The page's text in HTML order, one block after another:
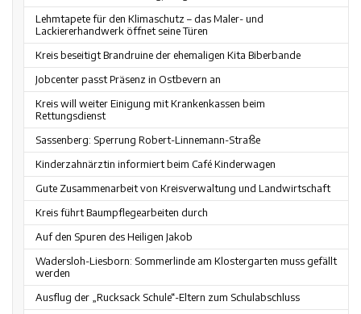
Lehmtapete für den Klimaschutz – das Maler- und
Lackiererhandwerk öffnet seine Türen
Kreis beseitigt Brandruine der ehemaligen Kita Biberbande
Jobcenter passt Präsenz in Ostbevern an
Kreis will weiter Einigung mit Krankenkassen beim
Rettungsdienst
Sassenberg: Sperrung Robert-Linnemann-Straße
Kinderzahnärztin informiert beim Café Kinderwagen
Gute Zusammenarbeit von Kreisverwaltung und Landwirtschaft
Kreis führt Baumpflegearbeiten durch
Auf den Spuren des Heiligen Jakob
Wadersloh-Liesborn: Sommerlinde am Klostergarten muss gefällt
werden
Ausflug der „Rucksack Schule“-Eltern zum Schulabschluss